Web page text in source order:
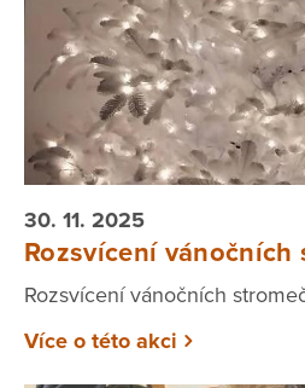
30. 11. 2025
Rozsvícení vánočních
Rozsvícení vánočních
Více o této akci